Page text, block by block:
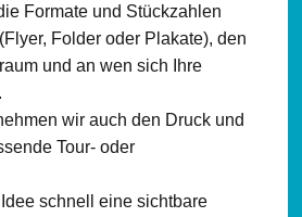
Formate und Stückzahlen
Folder oder Plakate), den
und an wen sich Ihre
wir auch den Druck und
Tour- oder
schnell eine sichtbare